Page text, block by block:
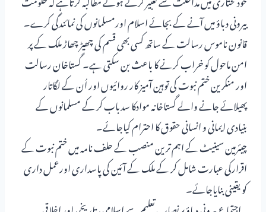
بیرونی دباؤ میں آنے کے بجائے اسلام اورمسلمانوں کی نمائندگی کرے۔
قانون ناموس رسالت کے ساتھ کسی بھی قسم کی چھیڑ چھاڑ ملک کے پر
امن ماحول کو خراب کرنے کا باعث بن سکتی ہے۔ گستاخان رسالت
اور منکرین ختم نبوت کی توہین آمیز کار روائیوں اور اُن کے لگاتار
پھیلائے جانے والے گستاخانہ موادکا سدباب کر کے مسلمانوں کے
بنیادی ایمانی و انسانی حقوق کا احترام کیاجائے۔
چیئرمین سینیٹ کے اہم ترین منصب کے حلف نامہ میں ختم نبوت کے
اقرارکی عبارت شامل کر کے ملک کے آئین کی پاسداری اورعمل داری
کو یقینی بنایاجائے۔